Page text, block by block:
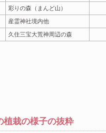
彩りの森（まんど山）
産霊神社境内他
久住三宝大荒神周辺の森
植栽の様子の抜粋